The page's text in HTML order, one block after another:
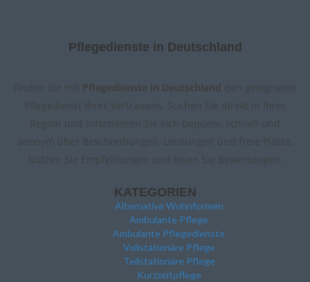
Pflegedienste in Deutschland
Finden Sie mit Pflegedienste in Deutschland den geeigneten
Pflegedienst Ihres Vertrauens. Suchen Sie direkt in Ihrer
Region und informieren Sie sich bequem, schnell und
anonym über Beschreibungen, Leistungen und freie Plätze.
Nutzen Sie Empfehlungen und lesen Sie Bewertungen.
KATEGORIEN
Alternative Wohnformen
Ambulante Pflege
Ambulante Pflegedienste
Vollstationäre Pflege
Teilstationäre Pflege
Kurzzeitpflege